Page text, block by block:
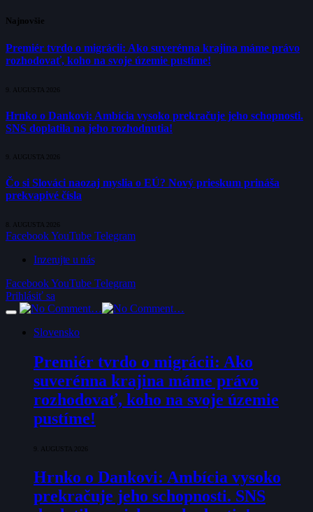
Najnovšie
Premiér tvrdo o migrácii: Ako suverénna krajina máme právo
rozhodovať, koho na svoje územie pustíme!
9. AUGUSTA 2026
Hrnko o Dankovi: Ambícia vysoko prekračuje jeho schopnosti.
SNS doplatila na jeho rozhodnutia!
9. AUGUSTA 2026
Čo si Slováci naozaj myslia o EÚ? Nový prieskum prináša
prekvapivé čísla
8. AUGUSTA 2026
FacebookYouTube Telegram
Inzerujte u nás
FacebookYouTube Telegram
Prihlásiť sa
Slovensko
Premiér tvrdo o migrácii: Ako
suverénna krajina máme právo
rozhodovať, koho na svoje územie
pustíme!
9. AUGUSTA 2026
Hrnko o Dankovi: Ambícia vysoko
prekračuje jeho schopnosti. SNS